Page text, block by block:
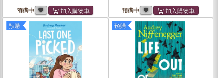
預購中 預購中
預購 預購